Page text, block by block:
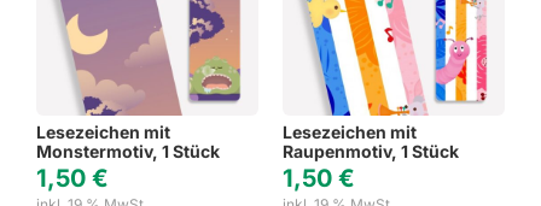
Lesezeichen mit
Monstermotiv, 1 Stück
1,50 €
Lesezeichen mit
Raupenmotiv, 1 Stück
1,50 €